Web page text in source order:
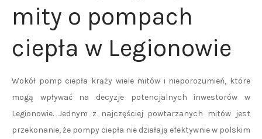
mity o pompach
ciepła w Legionowie
Wokół pomp ciepła krąży wiele mitów i nieporozumień, które
mogą wpływać na decyzje potencjalnych inwestorów w
Legionowie. Jednym z najczęściej powtarzanych mitów jest
przekonanie, że pompy ciepła nie działają efektywnie w polskim